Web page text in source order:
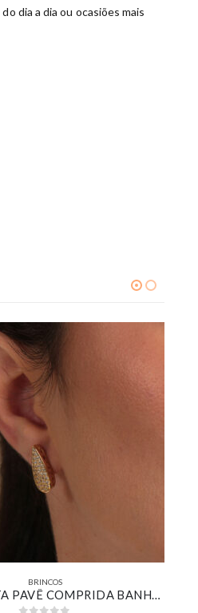
dia a dia ou ocasiões mais
BRINCOS
BRINCO GOTA PAVÊ COMPRIDA BANHADO EM OURO 18K